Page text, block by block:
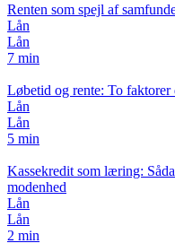
Renten som spejl af
Lån
Lån
7 min
Løbetid og rente: To
Lån
Lån
5 min
Kassekredit som læring:
modenhed
Lån
Lån
2 min